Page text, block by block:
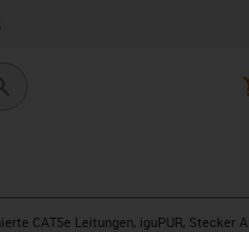
right
CAT5e Leitungen, iguPUR, Stecker